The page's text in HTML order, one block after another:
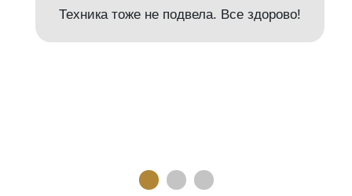
Техника тоже не подвела. Все здорово!